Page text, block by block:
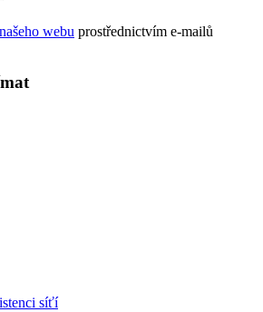
webu prostřednictvím e-mailů
síťí